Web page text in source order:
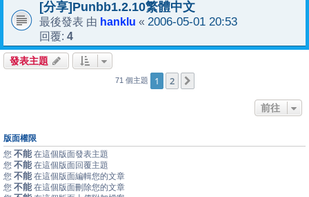
[分享]Punbb1.2.10繁體中文
最後發表 由 hanklu « 2006-05-01 20:53
回覆: 4
發表主題
71 個主題 1 2
前往
版面權限
您 不能 在這個版面發表主題
您 不能 在這個版面回覆主題
您 不能 在這個版面編輯您的文章
您 不能 在這個版面刪除您的文章